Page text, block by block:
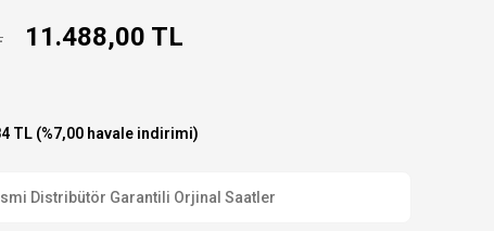
11.488,00 TL
TL (%7,00 havale indirimi)
Distribütör Garantili Orjinal Saatler